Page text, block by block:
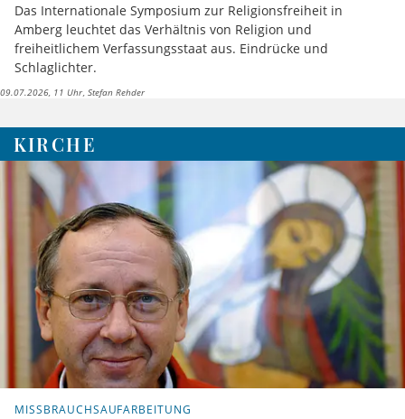
Das Internationale Symposium zur Religionsfreiheit in
Amberg leuchtet das Verhältnis von Religion und
freiheitlichem Verfassungsstaat aus. Eindrücke und
Schlaglichter.
09.07.2026, 11 Uhr Stefan Rehder
KIRCHE
MISSBRAUCHSAUFARBEITUNG